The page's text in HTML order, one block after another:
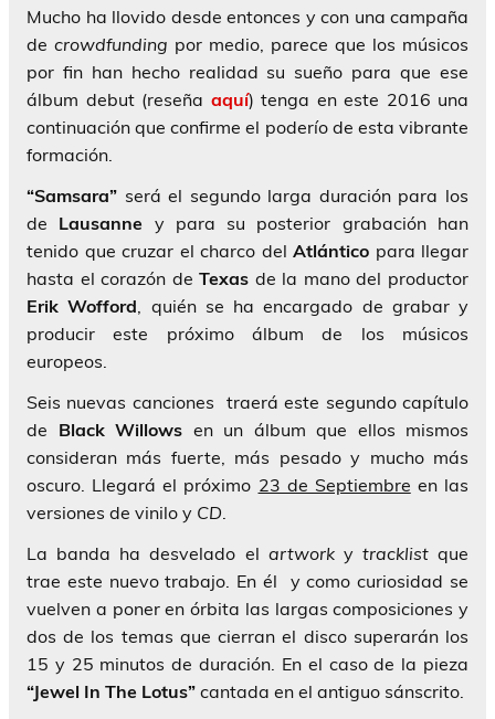
Mucho ha llovido desde entonces y con una campaña
de crowdfunding por medio, parece que los músicos
por fin han hecho realidad su sueño para que ese
álbum debut (reseña aquí) tenga en este 2016 una
continuación que confirme el poderío de esta vibrante
formación.
“Samsara” será el segundo larga duración para los
de Lausanne y para su posterior grabación han
tenido que cruzar el charco del Atlántico para llegar
hasta el corazón deTexas de la mano del productor
Erik Wofford , quién se ha encargado de grabar y
producir este próximo álbum de los músicos
europeos.
Seis nuevas canciones traerá este segundo capítulo
de Black Willows en un álbum que ellos mismos
consideran más fuerte, más pesado y mucho más
oscuro. Llegará el próximo 23 de Septiembre en las
versiones de vinilo y CD
La banda ha desvelado el artworky tracklistque
trae este nuevo trabajo. En él y como curiosidad se
vuelven a poner en órbita las largas composiciones y
dos de los temas que cierran el disco superarán los
15 y 25 minutos de duración. En el caso de la pieza
“Jewel In The Lotus” cantada en el antiguo sánscrito.